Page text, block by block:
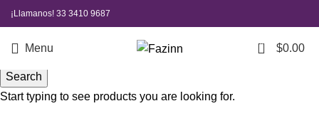
¡Llamanos! 33 3410 9687
Menu 0 $0.00
anillo de plata 925 mujer
Search
Start typing to see products you are looking for.